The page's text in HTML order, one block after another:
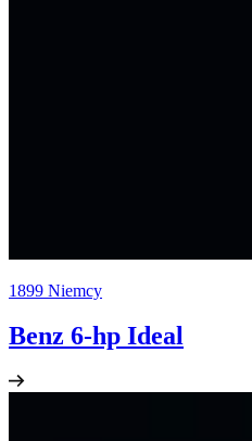
1899 Niemcy
Benz 6-hp Ideal